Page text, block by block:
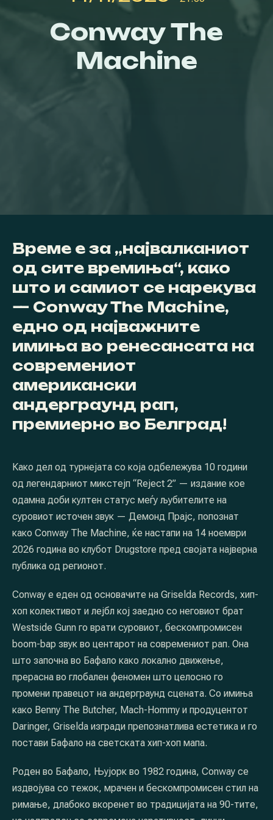
Conway The
Machine
Време е за „највалканиот
од сите времиња“, како
што и самиот се нарекува
— Conway The Machine,
едно од најважните
имиња во ренесансата на
современиот
американски
андерграунд рап,
премиерно во Белград!
Како дел од турнејата со која одбележува 10 години
од легендарниот микстејп “Reject 2” — издание кое
одамна доби култен статус меѓу љубителите на
суровиот источен звук — Демонд Прајс, попознат
како Conway The Machine, ќе настапи на 14 ноември
2026 година во клубот Drugstore пред својата најверна
публика од регионот.
Conway е еден од основачите на Griselda Records, хип-
хоп колективот и лејбл кој заедно со неговиот брат
Westside Gunn го врати суровиот, бескомпромисен
boom-bap звук во центарот на современиот рап. Она
што започна во Бафало како локално движење,
прерасна во глобален феномен што целосно го
промени правецот на андерграунд сцената. Со имиња
како Benny The Butcher, Mach-Hommy и продуцентот
Daringer, Griselda изгради препознатлива естетика и го
постави Бафало на светската хип-хоп мапа.
Роден во Бафало, Њујорк во 1982 година, Conway се
издвојува со тежок, мрачен и бескомпромисен стил на
римање, длабоко вкоренет во традицијата на 90-тите,